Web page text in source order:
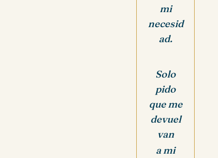
mi
necesid
ad.
Solo
pido
que me
devuel
van
a mi